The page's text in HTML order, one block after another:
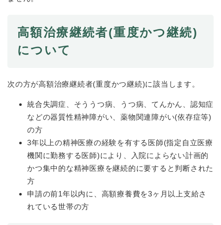
高額治療継続者(重度かつ継続)
について
次の方が高額治療継続者(重度かつ継続)に該当します。
統合失調症、そううつ病、うつ病、てんかん、認知症
などの器質性精神障がい、薬物関連障がい(依存症等)
の方
3年以上の精神医療の経験を有する医師(指定自立医療
機関に勤務する医師)により、入院によらない計画的
かつ集中的な精神医療を継続的に要すると判断された
方
申請の前1年以内に、高額療養費を3ヶ月以上支給さ
れている世帯の方